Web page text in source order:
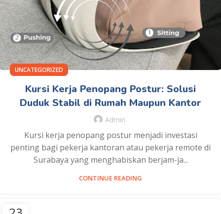
UNCATEGORIZED
Kursi Kerja Penopang Postur: Solusi
Duduk Stabil di Rumah Maupun Kantor
Admin
Kursi kerja penopang postur menjadi investasi
penting bagi pekerja kantoran atau pekerja remote di
Surabaya yang menghabiskan berjam-ja...
CONTINUE READING